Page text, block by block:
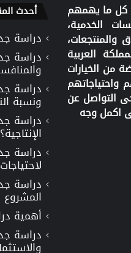
كل ما يهمهم
الخدمية،
والمنتجعات،
العربية
من الخيارات
واحتياجاتهم
التواصل عن
اكمل وجه
أحدث
دراسة
دراسة
دراسة
ونسبة
دراسة
الإنتاجية؟
دراسة
دراسة
المشروع
أهمية
دراسة